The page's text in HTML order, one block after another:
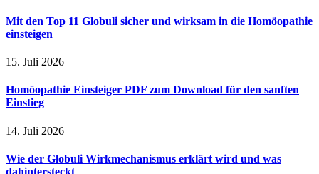
Mit den Top 11 Globuli sicher und wirksam in die Homöopathie
einsteigen
15. Juli 2026
Homöopathie Einsteiger PDF zum Download für den sanften
Einstieg
14. Juli 2026
Wie der Globuli Wirkmechanismus erklärt wird und was
dahintersteckt